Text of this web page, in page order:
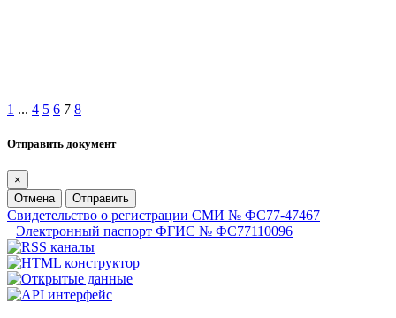
1 ... 4 5 6 7 8
Отправить документ
×
Отмена
Отправить
Свидетельство о регистрации СМИ № ФС77-47467
Электронный паспорт ФГИС № ФС77110096